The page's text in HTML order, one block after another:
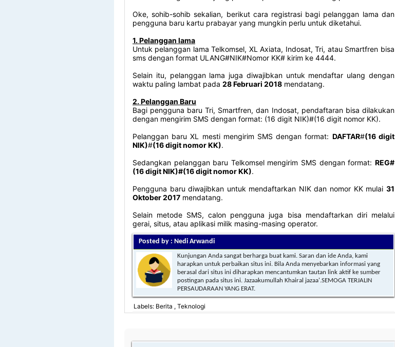
Oke, sohib-sohib sekalian, berikut cara registrasi bagi pelanggan lama dan
pengguna baru kartu prabayar yang mungkin perlu untuk diketahui.
1. Pelanggan lama
Untuk pelanggan lama Telkomsel, XL Axiata, Indosat, Tri, atau Smartfren bisa
sms dengan format ULANG#NIK#Nomor KK# kirim ke 4444.
Selain itu, pelanggan lama juga diwajibkan untuk mendaftar ulang dengan
waktu paling lambat pada 28 Februari 2018 mendatang.
2. Pelanggan Baru
Bagi pengguna baru Tri, Smartfren, dan Indosat, pendaftaran bisa dilakukan
dengan mengirim SMS dengan format: (16 digit NIK)#(16 digit nomor KK).
Pelanggan baru XL mesti mengirim SMS dengan format: DAFTAR#(16 digit
NIK)#(16 digit nomor KK).
Sedangkan pelanggan baru Telkomsel mengirim SMS dengan format: REG#
(16 digit NIK)#(16 digit nomor KK).
Pengguna baru diwajibkan untuk mendaftarkan NIK dan nomor KK mulai 31
Oktober 2017 mendatang.
Selain metode SMS, calon pengguna juga bisa mendaftarkan diri melalui
gerai, situs, atau aplikasi milik masing-masing operator.
Posted by : Nedi Arwandi
Kunjungan Anda sangat berharga buat kami. Saran dan ide Anda, kami
harapkan untuk perbaikan situs ini. Bila Anda menyebarkan informasi yang
berasal dari situs ini diharapkan mencantumkan tautan link aktif ke sumber
postingan pada situs ini. Jazaakumullah Khairal jazaa'.SEMOGA TERJALIN
PERSAUDARAAN YANG ERAT.
Labels: Berita , Teknologi